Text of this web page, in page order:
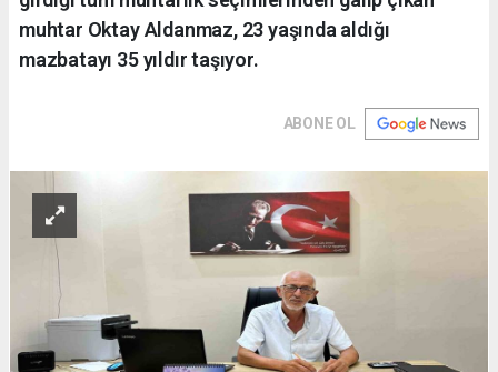
muhtar Oktay Aldanmaz, 23 yaşında aldığı
mazbatayı 35 yıldır taşıyor.
ABONE OL